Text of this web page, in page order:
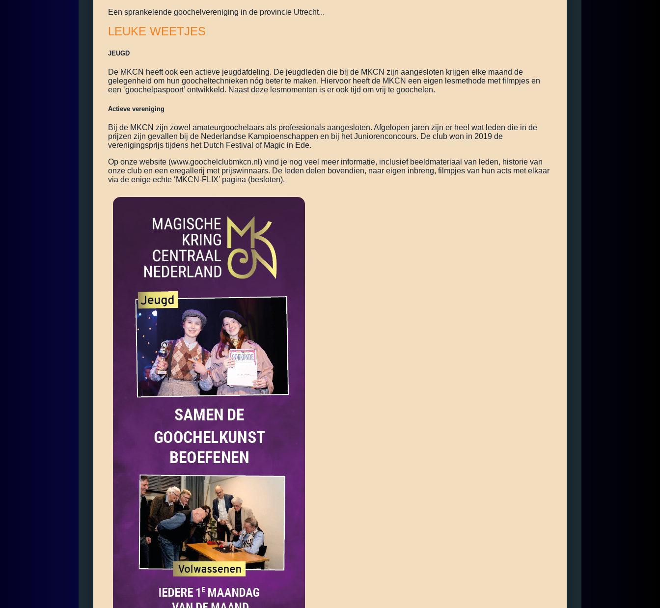
Een sprankelende goochelvereniging in de provincie Utrecht...
LEUKE WEETJES
JEUGD
De MKCN heeft ook een actieve jeugdafdeling. De jeugdleden die bij de MKCN zijn aangesloten krijgen elke maand de
gelegenheid om hun goocheltechnieken nóg beter te maken. Hiervoor heeft de MKCN een eigen lesmethode met filmpjes en
een ‘goochelpaspoort’ ontwikkeld. Naast deze lesmomenten is er ook tijd om vrij te goochelen.
Actieve vereniging
Bij de MKCN zijn zowel amateurgoochelaars als professionals aangesloten. Afgelopen jaren zijn er heel wat leden die in de
prijzen zijn gevallen bij de Nederlandse Kampioenschappen en bij het Juniorenconcours. De club won in 2019 de
verenigingsprijs tijdens het Dutch Festival of Magic in Ede.
Op onze website (www.goochelclubmkcn.nl) vind je nog veel meer informatie, inclusief beeldmateriaal van leden, historie van
onze club en een eregallerij met prijswinnaars. De leden delen bovendien, naar eigen inbreng, filmpjes van hun acts met elkaar
via de enige echte ‘MKCN-FLIX’ pagina (besloten).